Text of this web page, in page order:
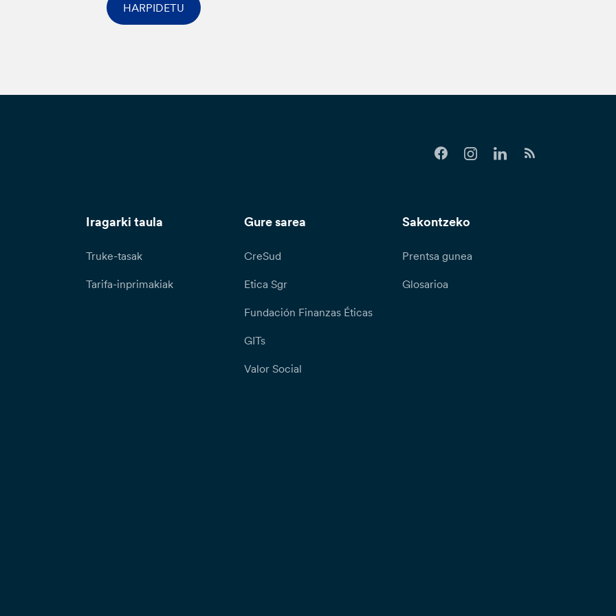
HARPIDETU
Iragarki taula
Truke-tasak
Tarifa-inprimakiak
Gure sarea
CreSud
Etica Sgr
Fundación Finanzas Éticas
GITs
Valor Social
Sakontzeko
Prentsa gunea
Glosarioa